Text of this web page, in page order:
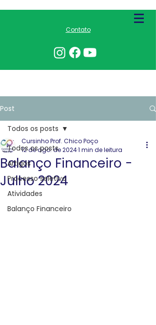
Contato
Post
Todos os posts
Artigos
Processo seletivo
Atividades
Balanço Financeiro
Todos os posts
Balanço Financeiro -
Julho 2024
Cursinho Prof. Chico Poço
12 de ago. de 20241 min de leitura